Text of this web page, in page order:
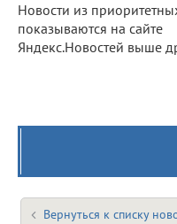
Новости из
показываются на сайте
Яндекс.Новостей выше
Вернуться к списку